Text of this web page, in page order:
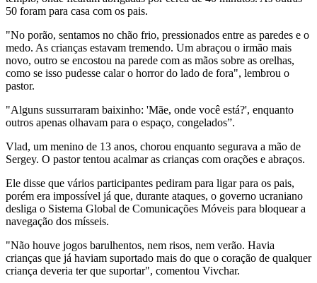
50 foram para casa com os pais.
"No porão, sentamos no chão frio, pressionados entre as paredes e o
medo. As crianças estavam tremendo. Um abraçou o irmão mais
novo, outro se encostou na parede com as mãos sobre as orelhas,
como se isso pudesse calar o horror do lado de fora", lembrou o
pastor.
"Alguns sussurraram baixinho: 'Mãe, onde você está?', enquanto
outros apenas olhavam para o espaço, congelados”.
Vlad, um menino de 13 anos, chorou enquanto segurava a mão de
Sergey. O pastor tentou acalmar as crianças com orações e abraços.
Ele disse que vários participantes pediram para ligar para os pais,
porém era impossível já que, durante ataques, o governo ucraniano
desliga o Sistema Global de Comunicações Móveis para bloquear a
navegação dos mísseis.
"Não houve jogos barulhentos, nem risos, nem verão. Havia
crianças que já haviam suportado mais do que o coração de qualquer
criança deveria ter que suportar", comentou Vivchar.